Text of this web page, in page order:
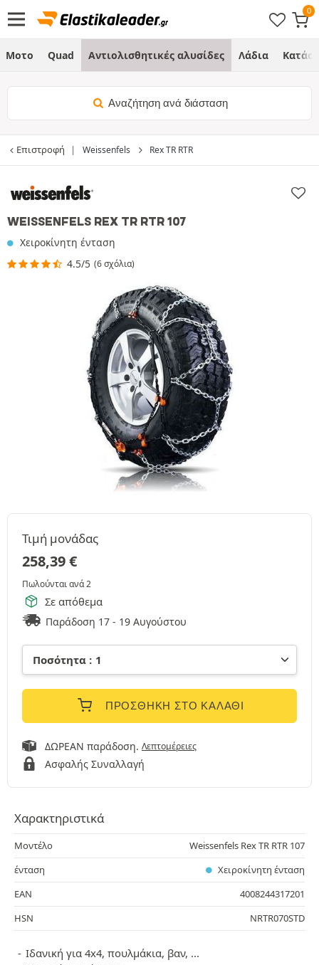
Μοτο Quad Αντιολισθητικές αλυσίδες Λάδια
Αναζήτηση ανά διάσταση
Επιστροφή Weissenfels Rex TR RTR
WEISSENFELS REX TR RTR 107
Χειροκίνητη ένταση
4.5/5 (6 σχόλια)
Τιμή μονάδας
258,39€
Πωλούνται ανά 2
Σε απόθεμα
Παράδοση 17 - 19 Αυγούστου
ΠΡΟΣΘΉΚΗ ΣΤΟ ΚΑΛΆΘΙ
ΔΩΡΕΑΝ παράδοση. Λεπτομέρειες
Ασφαλής Συναλλαγή
Χαρακτηριστικά
Μοντέλο
Weissenfels Rex TR RTR 107
ένταση
Χειροκίνητη ένταση
EAN
4008244317201
HSN
NRTR070STD
Ιδανική για 4x4, πουλμάκια, βαν, ...